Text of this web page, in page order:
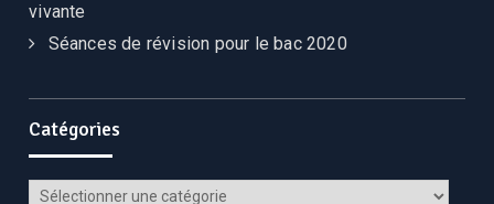
vivante
Séances de révision pour le bac 2020
Catégories